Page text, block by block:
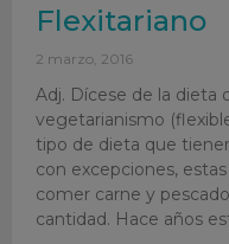
Flexitariano
2 marzo, 2016
Adj. Dícese de la dieta
vegetarianismo
tipo de dieta que
con excepciones,
comer carne y
cantidad. Hace años